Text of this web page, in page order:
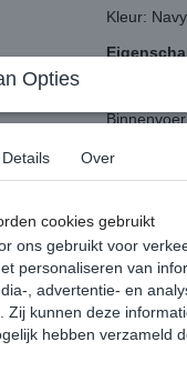
Kleur:
Voorbeen
V-front
Aansluiting
Enkele
Staartflap
Opties
Details Over
cookies gebruikt
ons gebruikt voor
personaliseren van
, advertentie- en
Zij kunnen deze
hebben verzameld